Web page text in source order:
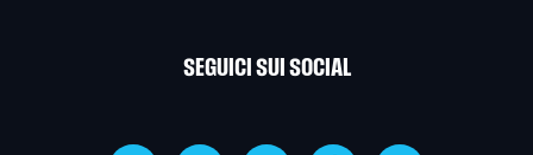
SEGUICI SUI SOCIAL